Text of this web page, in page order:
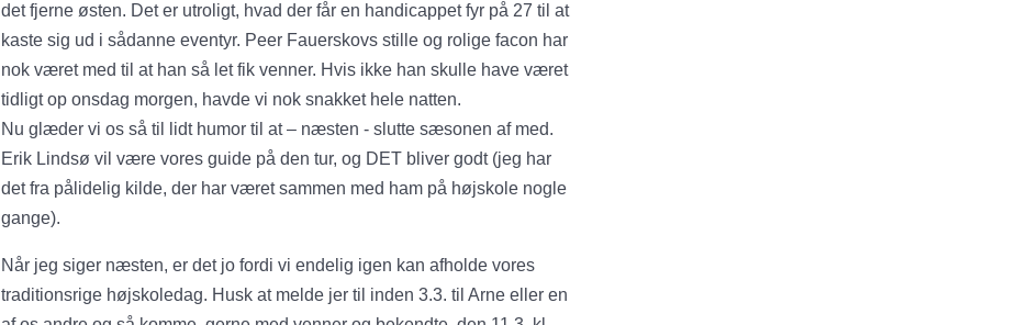
det fjerne østen. Det er utroligt, hvad der får en handicappet fyr på 27 til at
kaste sig ud i sådanne eventyr. Peer Fauerskovs stille og rolige facon har
nok været med til at han så let fik venner. Hvis ikke han skulle have været
tidligt op onsdag morgen, havde vi nok snakket hele natten.
Nu glæder vi os så til lidt humor til at – næsten - slutte sæsonen af med.
Erik Lindsø vil være vores guide på den tur, og DET bliver godt (jeg har
det fra pålidelig kilde, der har været sammen med ham på højskole nogle
gange).
Når jeg siger næsten, er det jo fordi vi endelig igen kan afholde vores
traditionsrige højskoledag. Husk at melde jer til inden 3.3. til Arne eller en